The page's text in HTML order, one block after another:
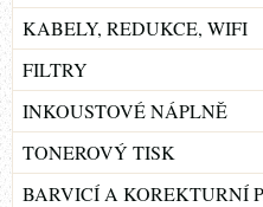
KABELY, REDUKCE, WIFI
FILTRY
INKOUSTOVÉ NÁPLNĚ
TONEROVÝ TISK
BARVICÍ A KOREKTURNÍ